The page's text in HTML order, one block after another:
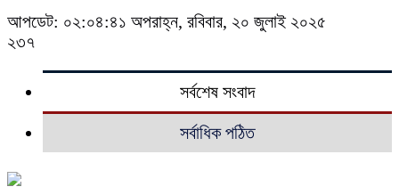
আপডেট: ০২:০৪:৪১ অপরাহ্ন, রবিবার, ২০ জুলাই ২০২৫
২৩৭
সর্বশেষ সংবাদ
সর্বাধিক পঠিত